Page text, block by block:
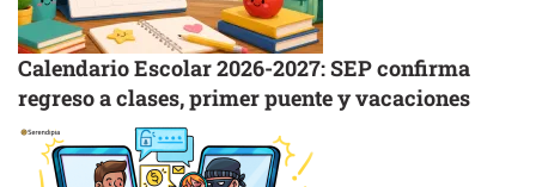
Calendario Escolar 2026-2027: SEP confirma
regreso a clases, primer puente y vacaciones